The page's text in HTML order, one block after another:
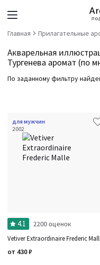
Главная Прилагательные
Акварельная
Тургенева аромат (по
По заданному фильтру
для мужчин
2002
4.1 2200 оценок
Vetiver Extraordinaire Frederic
от 430₽